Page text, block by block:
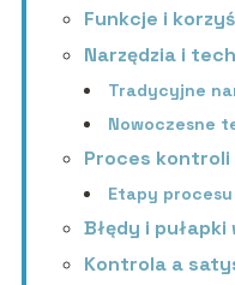
Funkcje i
Narzędzia i
Tradycyjne
Nowoczesne
Proces kontroli
Etapy
Błędy i
Kontrola a